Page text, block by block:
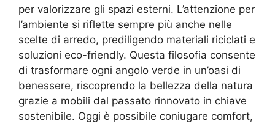
per valorizzare gli spazi esterni. L’attenzione per
l’ambiente si riflette sempre più anche nelle
scelte di arredo, prediligendo materiali riciclati e
soluzioni eco-friendly. Questa filosofia consente
di trasformare ogni angolo verde in un’oasi di
benessere, riscoprendo la bellezza della natura
grazie a mobili dal passato rinnovato in chiave
sostenibile. Oggi è possibile coniugare comfort,